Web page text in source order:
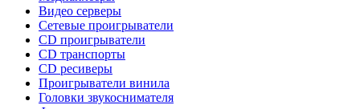
Видео серверы
Сетевые проигрыватели
CD проигрыватели
CD транспорты
CD ресиверы
Проигрыватели винила
Головки звукоснимателя